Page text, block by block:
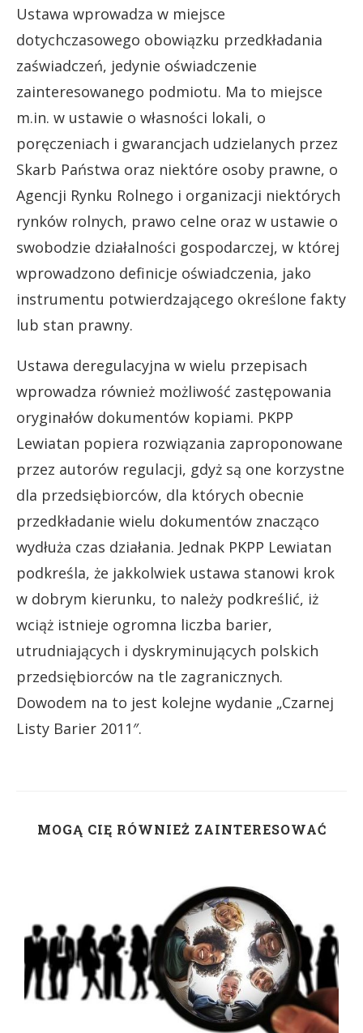
Ustawa wprowadza w miejsce
dotychczasowego obowiązku przedkładania
zaświadczeń, jedynie oświadczenie
zainteresowanego podmiotu. Ma to miejsce
m.in. w ustawie o własności lokali, o
poręczeniach i gwarancjach udzielanych przez
Skarb Państwa oraz niektóre osoby prawne, o
Agencji Rynku Rolnego i organizacji niektórych
rynków rolnych, prawo celne oraz w ustawie o
swobodzie działalności gospodarczej, w której
wprowadzono definicje oświadczenia, jako
instrumentu potwierdzającego określone fakty
lub stan prawny.
Ustawa deregulacyjna w wielu przepisach
wprowadza również możliwość zastępowania
oryginałów dokumentów kopiami. PKPP
Lewiatan popiera rozwiązania zaproponowane
przez autorów regulacji, gdyż są one korzystne
dla przedsiębiorców, dla których obecnie
przedkładanie wielu dokumentów znacząco
wydłuża czas działania. Jednak PKPP Lewiatan
podkreśla, że jakkolwiek ustawa stanowi krok
w dobrym kierunku, to należy podkreślić, iż
wciąż istnieje ogromna liczba barier,
utrudniających i dyskryminujących polskich
przedsiębiorców na tle zagranicznych.
Dowodem na to jest kolejne wydanie „Czarnej
Listy Barier 2011″.
MOGĄ CIĘ RÓWNIEŻ ZAINTERESOWAĆ